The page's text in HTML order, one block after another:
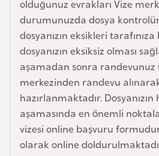
olduğunuz evrakları Vize
durumunuzda dosya
dosyanızın eksikleri
dosyanızın eksiksiz olması
aşamadan sonra randevunuz
merkezinden randevu
hazırlanmaktadır.
aşamasında en önemli
vizesi online başvuru
olarak online
i
n
B
o
s
n
a
H
e